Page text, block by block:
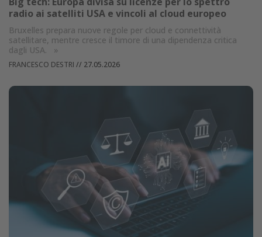
radio ai satelliti USA e vincoli al cloud europeo
Bruxelles prepara nuove regole per cloud e connettività
satellitare, mentre cresce il timore di una dipendenza critica
dagli USA.
»
FRANCESCO DESTRI // 27.05.2026